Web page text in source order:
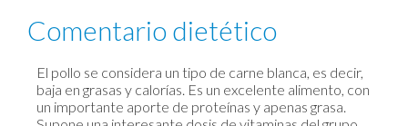
Comentario dietético
El pollo se considera un tipo de carne blanca, es decir,
baja en grasas y calorías. Es un excelente alimento, con
un importante aporte de proteínas y apenas grasa.